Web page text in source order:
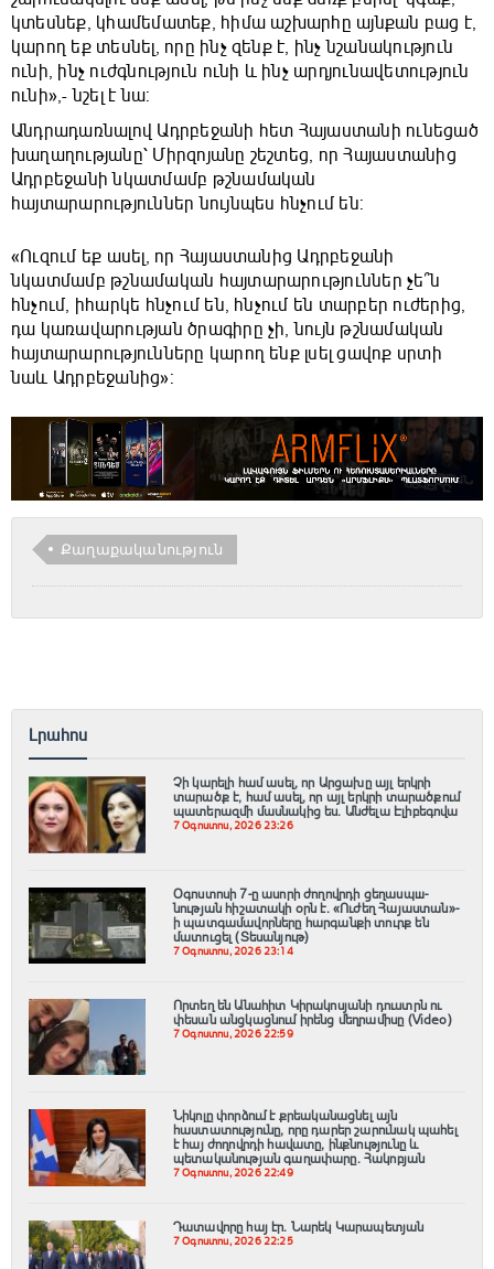
կտեսնեք, կհամեմատեք, հիմա աշխարհը այնքան բաց է,
կարող եք տեսնել, որը ինչ զենք է, ինչ նշանակություն
ունի, ինչ ուժգնություն ունի և ինչ արդյունավետություն
ունի»,- նշել է նա:
Անդրադառնալով Ադրբեջանի հետ Հայաստանի ունեցած
խաղաղությանը՝ Միրզոյանը շեշտեց, որ Հայաստանից
Ադրբեջանի նկատմամբ թշնամական
հայտարարություններ նույնպես հնչում են:
«Ուզում եք ասել, որ Հայաստանից Ադրբեջանի
նկատմամբ թշնամական հայտարարություններ չե՞ն
հնչում, իհարկե հնչում են, հնչում են տարբեր ուժերից,
դա կառավարության ծրագիրը չի, նույն թշնամական
հայտարարությունները կարող ենք լսել ցավոք սրտի
նաև Ադրբեջանից»:
Քաղաքականություն
Լրահոս
Չի կարելի համ ասել, որ Արցախը այլ երկրի
տարածք է, համ ասել, որ այլ երկրի տարածքում
պատերազմի մասնակից ես. Անժելա Էլիբեգովա
7 Օգոստոս, 2026 23:26
Օգոստոսի 7-ը ասորի ժողովրդի ցեղասպш-
նության հիշատակի օրն է․ «Ուժեղ Հայաստան»-
ի պատգամավորները հարգանքի տուրք են
մատուցել (Տեսանյութ)
7 Օգոստոս, 2026 23:14
Որտեղ են Անահիտ Կիրակոսյանի դուստրն ու
փեսան անցկացնում իրենց մեղրամիսը (Video)
7 Օգոստոս, 2026 22:59
Նիկոլը փորձում է քրեականացնել այն
հաստատությունը, որը դարեր շարունակ պահել
է հայ ժողովրդի հավատը, ինքնությունը և
պետականության գաղափարը. Հակոբյան
7 Օգոստոս, 2026 22:49
Դատավորը հայ էր․ Նարեկ Կարապետյան
7 Օգոստոս, 2026 22:25